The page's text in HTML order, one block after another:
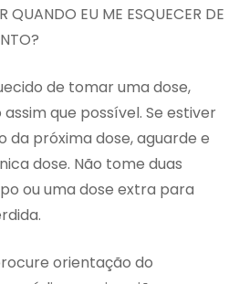
EU ME ESQUECER DE
de tomar uma dose,
que possível. Se estiver
da próxima dose, aguarde e
dose. Não tome duas
ou uma dose extra para
orientação do